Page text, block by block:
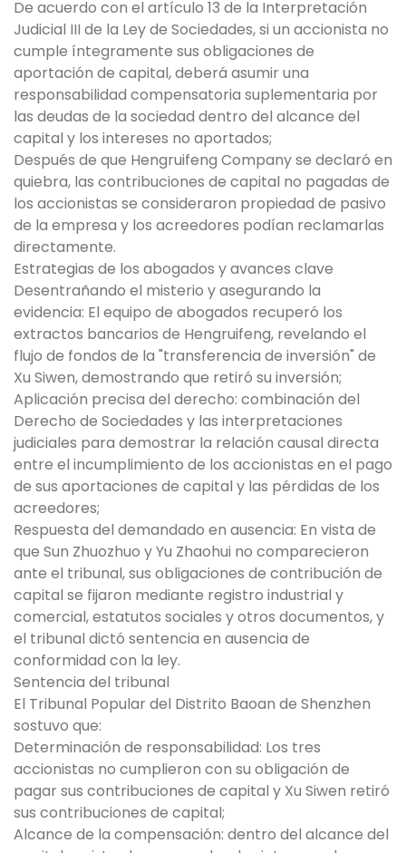
De acuerdo con el artículo 13 de la Interpretación
Judicial III de la Ley de Sociedades, si un accionista no
cumple íntegramente sus obligaciones de
aportación de capital, deberá asumir una
responsabilidad compensatoria suplementaria por
las deudas de la sociedad dentro del alcance del
capital y los intereses no aportados;
Después de que Hengruifeng Company se declaró en
quiebra, las contribuciones de capital no pagadas de
los accionistas se consideraron propiedad de pasivo
de la empresa y los acreedores podían reclamarlas
directamente.
Estrategias de los abogados y avances clave
Desentrañando el misterio y asegurando la
evidencia: El equipo de abogados recuperó los
extractos bancarios de Hengruifeng, revelando el
flujo de fondos de la "transferencia de inversión" de
Xu Siwen, demostrando que retiró su inversión;
Aplicación precisa del derecho: combinación del
Derecho de Sociedades y las interpretaciones
judiciales para demostrar la relación causal directa
entre el incumplimiento de los accionistas en el pago
de sus aportaciones de capital y las pérdidas de los
acreedores;
Respuesta del demandado en ausencia: En vista de
que Sun Zhuozhuo y Yu Zhaohui no comparecieron
ante el tribunal, sus obligaciones de contribución de
capital se fijaron mediante registro industrial y
comercial, estatutos sociales y otros documentos, y
el tribunal dictó sentencia en ausencia de
conformidad con la ley.
Sentencia del tribunal
El Tribunal Popular del Distrito Baoan de Shenzhen
sostuvo que:
Determinación de responsabilidad: Los tres
accionistas no cumplieron con su obligación de
pagar sus contribuciones de capital y Xu Siwen retiró
sus contribuciones de capital;
Alcance de la compensación: dentro del alcance del